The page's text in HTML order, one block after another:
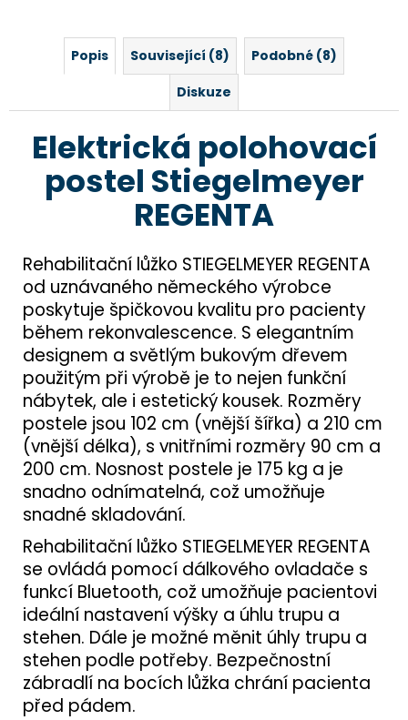
Popis Související (8)
Podobné (8)
Diskuze
Elektrická polohovací
postel Stiegelmeyer
REGENTA
Rehabilitační lůžko STIEGELMEYER REGENTA
od uznávaného německého výrobce
poskytuje špičkovou kvalitu pro pacienty
během rekonvalescence. S elegantním
designem a světlým bukovým dřevem
použitým při výrobě je to nejen funkční
nábytek, ale i estetický kousek. Rozměry
postele jsou 102 cm (vnější šířka) a 210 cm
(vnější délka), s vnitřními rozměry 90 cm a
200 cm. Nosnost postele je 175 kg a je
snadno odnímatelná, což umožňuje
snadné skladování.
Rehabilitační lůžko STIEGELMEYER REGENTA
se ovládá pomocí dálkového ovladače s
funkcí Bluetooth, což umožňuje pacientovi
ideální nastavení výšky a úhlu trupu a
stehen. Dále je možné měnit úhly trupu a
stehen podle potřeby. Bezpečnostní
zábradlí na bocích lůžka chrání pacienta
před pádem.